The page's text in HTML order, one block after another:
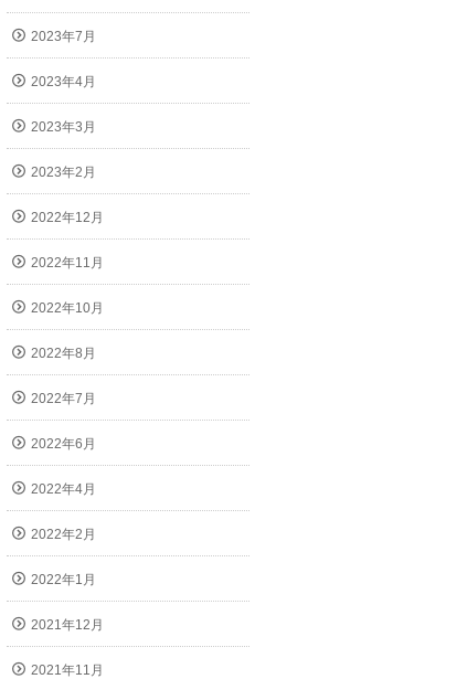
2023年7月
2023年4月
2023年3月
2023年2月
2022年12月
2022年11月
2022年10月
2022年8月
2022年7月
2022年6月
2022年4月
2022年2月
2022年1月
2021年12月
2021年11月